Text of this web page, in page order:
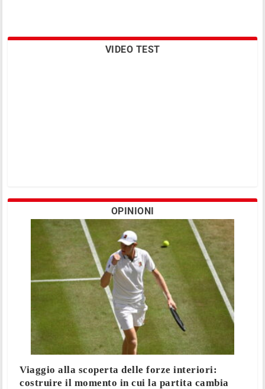
VIDEO TEST
OPINIONI
Viaggio alla scoperta delle forze interiori:
costruire il momento in cui la partita cambia